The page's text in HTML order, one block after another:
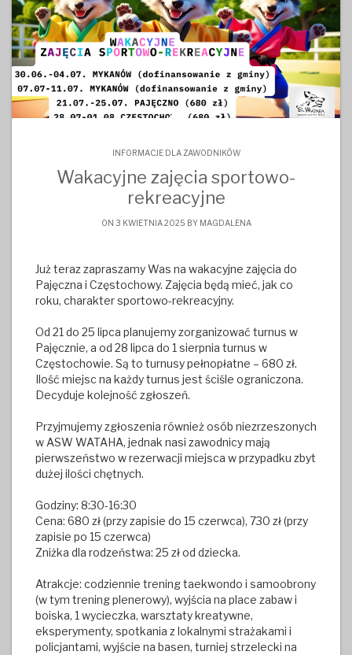
INFORMACJE DLA ZAWODNIKÓW
Wakacyjne zajęcia sportowo-
rekreacyjne
ON 3 KWIETNIA 2025 BY MAGDALENA
Już teraz zapraszamy Was na wakacyjne zajęcia do
Pajęczna i Częstochowy. Zajęcia będą mieć, jak co
roku, charakter sportowo-rekreacyjny.
Od 21 do 25 lipca planujemy zorganizować turnus w
Pajęcznie, a od 28 lipca do 1 sierpnia turnus w
Częstochowie. Są to turnusy pełnopłatne – 680 zł.
Ilość miejsc na każdy turnus jest ściśle ograniczona.
Decyduje kolejność zgłoszeń.
Przyjmujemy zgłoszenia również osób niezrzeszonych
w ASW WATAHA, jednak nasi zawodnicy mają
pierwszeństwo w rezerwacji miejsca w przypadku zbyt
dużej ilości chętnych.
Godziny: 8:30-16:30
Cena: 680 zł (przy zapisie do 15 czerwca), 730 zł (przy
zapisie po 15 czerwca)
Zniżka dla rodzeństwa: 25 zł od dziecka.
Atrakcje: codziennie trening taekwondo i samoobrony
(w tym trening plenerowy), wyjścia na place zabaw i
boiska, 1 wycieczka, warsztaty kreatywne,
eksperymenty, spotkania z lokalnymi strażakami i
policjantami, wyjście na basen, turniej strzelecki na